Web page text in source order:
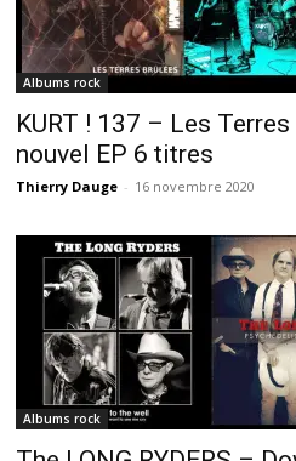
Albums rock
KURT ! 137 – Les Terres
nouvel EP 6 titres
Thierry Dauge - 16 novembre 2020
Albums rock